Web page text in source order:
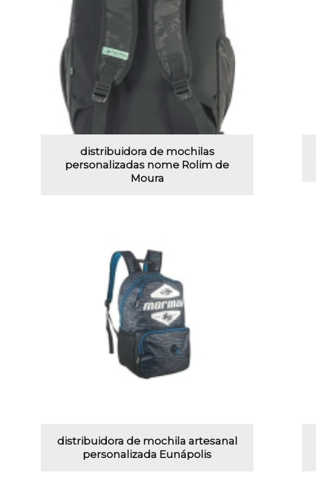
distribuidora de mochilas
personalizadas nome Rolim de
Moura
distribuidora de mochila artesanal
personalizada Eunápolis